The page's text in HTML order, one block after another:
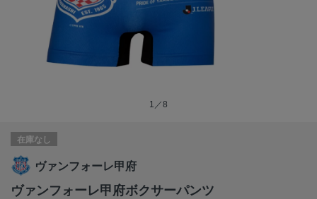
1／8
在庫なし
ヴァンフォーレ甲府
ヴァンフォーレ甲府ボクサーパンツ